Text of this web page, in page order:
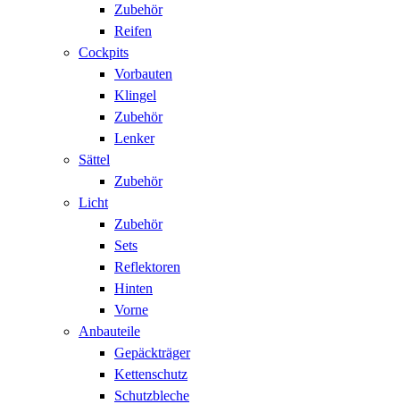
Zubehör
Reifen
Cockpits
Vorbauten
Klingel
Zubehör
Lenker
Sättel
Zubehör
Licht
Zubehör
Sets
Reflektoren
Hinten
Vorne
Anbauteile
Gepäckträger
Kettenschutz
Schutzbleche